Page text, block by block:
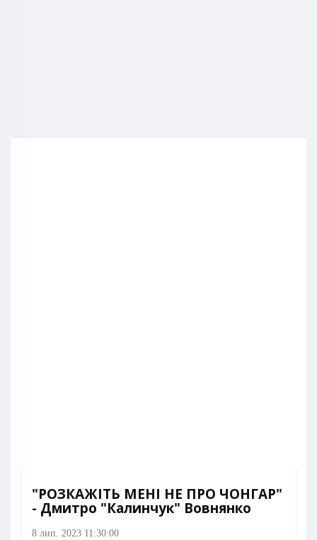
"РОЗКАЖІТЬ МЕНІ НЕ ПРО ЧОНГАР"
- Дмитро "Калинчук" Вовнянко
8 лип. 2023 11:30:00